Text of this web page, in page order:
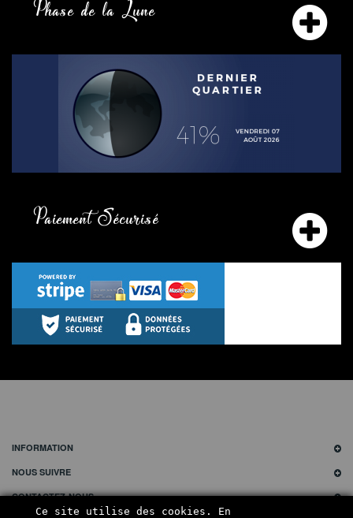
Ce site utilise des cookies. En
Phase de la Lune
Paiement Sécurisé
INFORMATION
NOUS SUIVRE
CONTACTEZ-NOUS